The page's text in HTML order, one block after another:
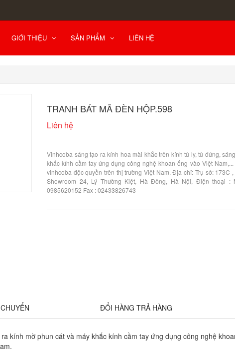
GIỚI THIỆU SẢN PHẨM LIÊN HỆ
TRANH BÁT MÃ ĐÈN HỘP.598
Liên hệ
Vinhcoba sáng tạo ra kính hoa mài khắc trên kính tủ ly, tủ đứng,
khắc kính cầm tay ứng dụng công nghệ khoan ống vào Việt
vinhcoba độc quyền trên thị trường Việt Nam. Địa chỉ: Trụ sở: 173C
Showroom 24, Lý Thường Kiệt, Hà Đông, Hà Nội, Điện thoại :
0985620152 Fax : 02433826743
ĐỔI HÀNG TRẢ HÀNG
kính mờ phun cát và máy khắc kính cầm tay ứng dụng công nghệ